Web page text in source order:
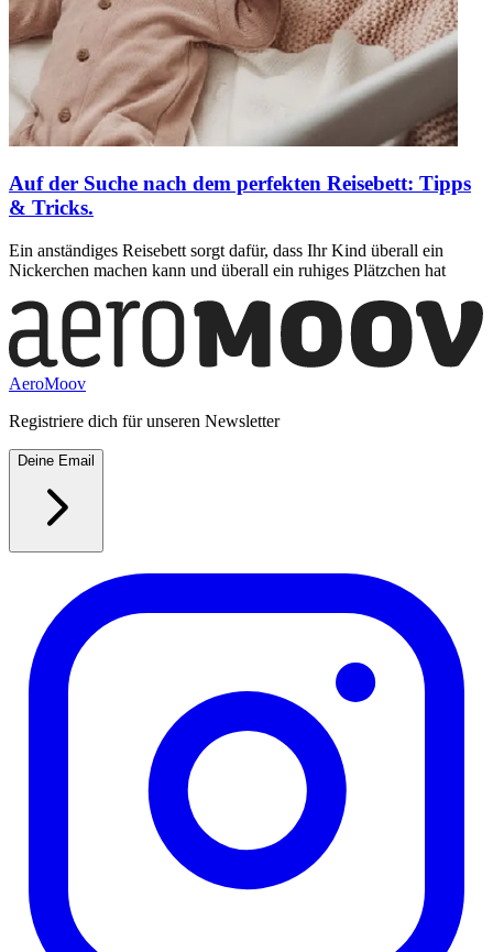
Auf der Suche nach dem perfekten Reisebett: Tipps
& Tricks.
Ein anständiges Reisebett sorgt dafür, dass Ihr Kind überall ein
Nickerchen machen kann und überall ein ruhiges Plätzchen hat
AeroMoov
Registriere dich für unseren Newsletter
Deine Email